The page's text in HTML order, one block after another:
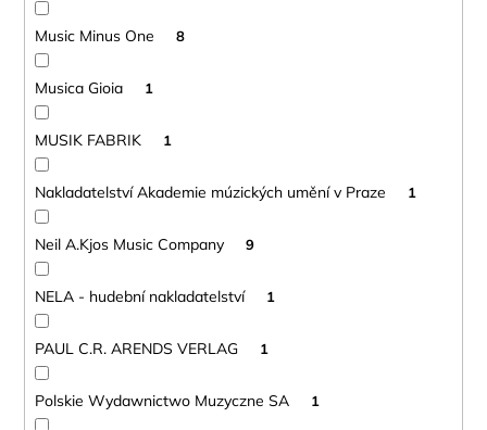
Music Minus One 8
Musica Gioia 1
MUSIK FABRIK 1
Nakladatelství Akademie múzických umění v Praze 1
Neil A.Kjos Music Company 9
NELA - hudební nakladatelství 1
PAUL C.R. ARENDS VERLAG 1
Polskie Wydawnictwo Muzyczne SA 1